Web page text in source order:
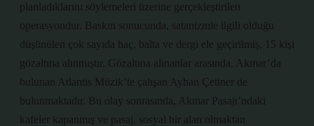
planladıklarını söylemeleri üzerine gerçekleştirilen
operasyondur. Baskın sonucunda, satanizmle ilgili olduğu
düşünülen çok sayıda haç, balta ve dergi ele geçirilmiş, 15 kişi
gözaltına alınmıştır. Gözaltına alınanlar arasında, Akmar’da
bulunan Atlantis Müzik’te çalışan Ayhan Çetiner de
bulunmaktadır. Bu olay sonrasında, Akmar Pasajı’ndaki
kafeler kapanmış ve pasaj, sosyal bir alan olmaktan